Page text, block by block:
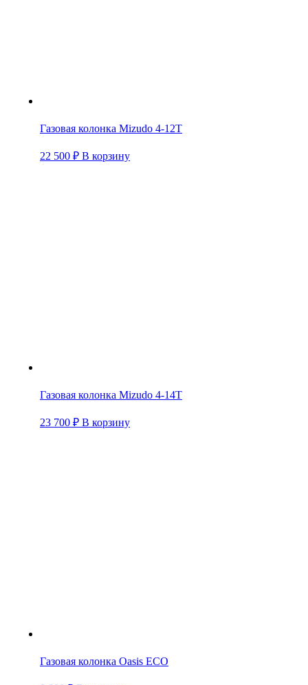
Газовая колонка Mizudo 4-12T
22 500 ₽ В корзину
Газовая колонка Mizudo 4-14Т
23 700 ₽ В корзину
Газовая колонка Oasis ECO